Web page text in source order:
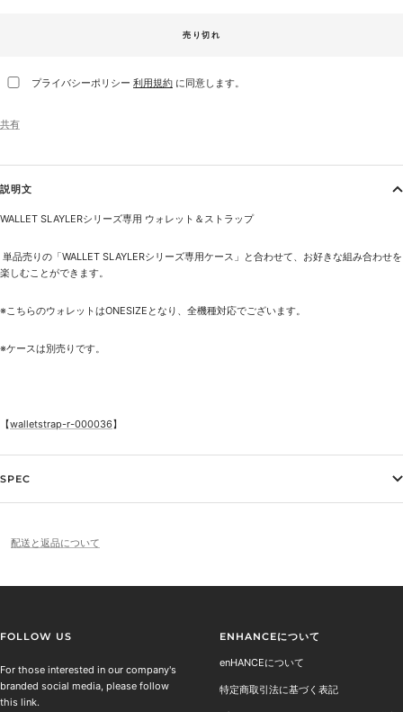
売り切れ
プライバシーポリシー 利用規約 に同意します。
共有
説明文
WALLET SLAYLERシリーズ専用 ウォレット＆ストラップ
単品売りの「WALLET SLAYLERシリーズ専用ケース 」と合わせて、お好きな組み合わせを
楽しむことができます。
※こちらのウォレットはONESIZEとなり、全機種対応でございます。
※ケースは別売りです。
【walletstrap-r-000036】
SPEC
配送と返品について
FOLLOW US
For those interested in our company's
branded social media, please follow
this link.
ENHANCEについて
enHANCEについて
特定商取引法に基づく表記